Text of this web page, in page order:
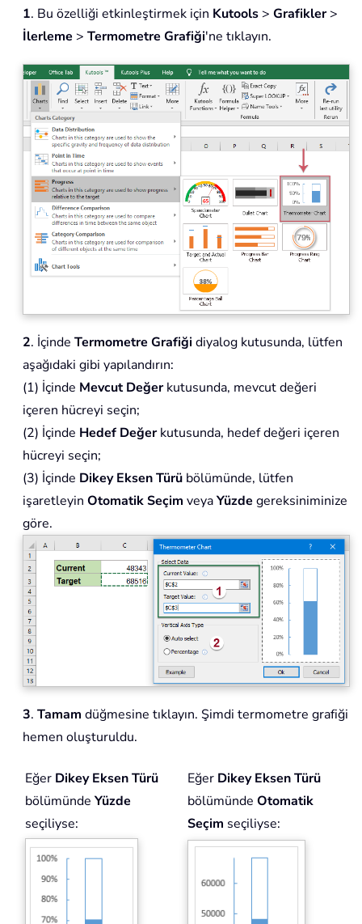
1. Bu özelliği etkinleştirmek için Kutools > Grafikler>
İlerleme > Termometre Grafiği'ne tıklayın.
2. İçinde Termometre Grafiği diyalog kutusunda, lütfen
aşağıdaki gibi yapılandırın:
(1) İçinde Mevcut Değerkutusunda, mevcut değeri
içeren hücreyi seçin;
(2) İçinde Hedef Değerkutusunda, hedef değeri içeren
hücreyi seçin;
(3) İçinde Dikey Eksen Türü bölümünde, lütfen
işaretleyin Otomatik Seçim veyaYüzde gereksiniminize
göre.
3. Tamam düğmesine tıklayın. Şimdi termometre grafiği
hemen oluşturuldu.
Eğer Dikey Eksen Türü
bölümünde Yüzde
seçiliyse:
Eğer Dikey Eksen Türü
bölümünde Otomatik
Seçim seçiliyse: